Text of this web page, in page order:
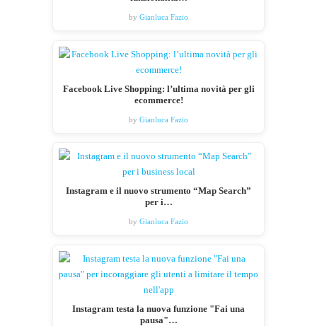
by Gianluca Fazio
Facebook Live Shopping: l’ultima novità per gli
ecommerce!
by Gianluca Fazio
Instagram e il nuovo strumento “Map Search”
per i…
by Gianluca Fazio
Instagram testa la nuova funzione "Fai una
pausa"…